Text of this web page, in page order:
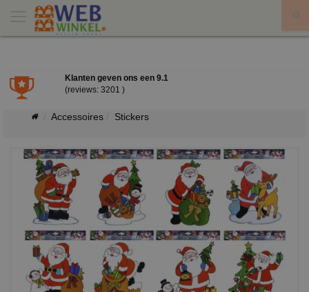
Klanten geven ons een 9.1
(reviews: 3201 )
Accessoires Stickers